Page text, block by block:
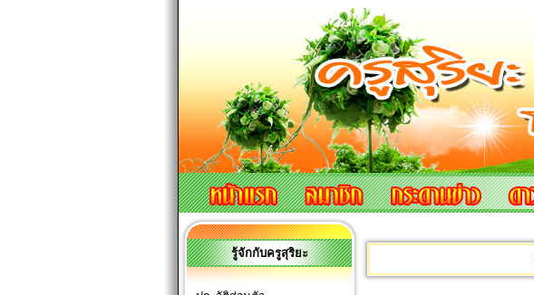
รู้จักกับครูสุริยะ